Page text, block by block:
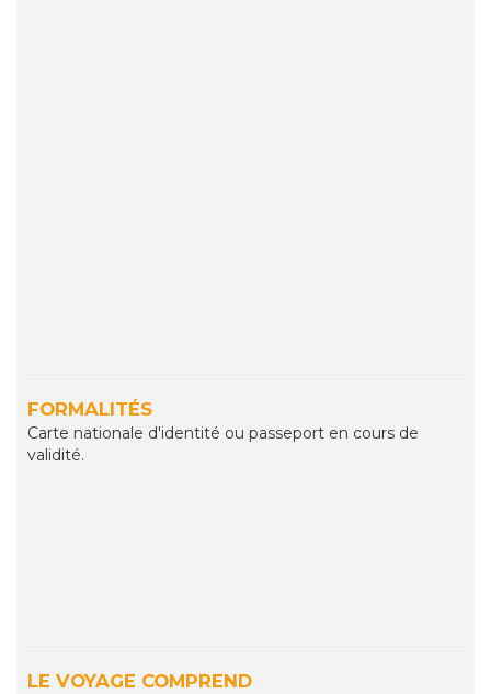
FORMALITÉS
Carte nationale d'identité ou passeport en cours de
validité.
LE VOYAGE COMPREND